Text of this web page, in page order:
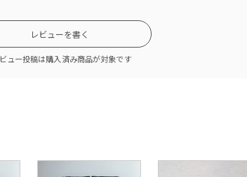
たい。個性的で、機能的で、座り心地も見た目
た欲張りなソファがコチラです。
の特徴は、背もたれの後方に備え付けられた
レビューを書く
ュー投稿は購入済み商品が対象です